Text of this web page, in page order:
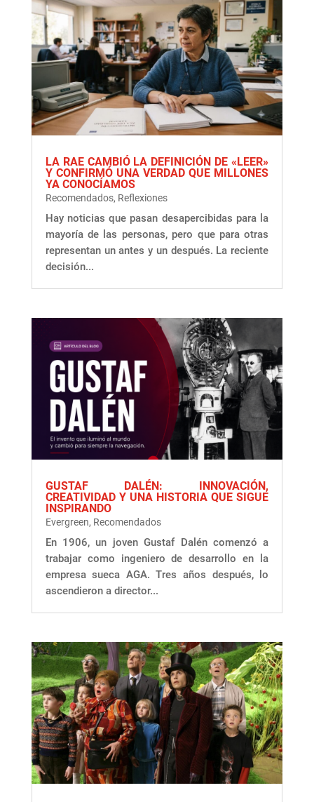
LA RAE CAMBIÓ LA DEFINICIÓN DE «LEER»
Y CONFIRMÓ UNA VERDAD QUE MILLONES
YA CONOCÍAMOS
Recomendados, Reflexiones
Hay noticias que pasan desapercibidas para la
mayoría de las personas, pero que para otras
representan un antes y un después. La reciente
decisión...
GUSTAF DALÉN: INNOVACIÓN,
CREATIVIDAD Y UNA HISTORIA QUE SIGUE
INSPIRANDO
Evergreen, Recomendados
En 1906, un joven Gustaf Dalén comenzó a
trabajar como ingeniero de desarrollo en la
empresa sueca AGA. Tres años después, lo
ascendieron a director...